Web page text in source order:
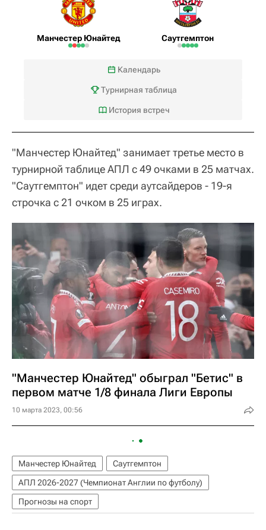
Манчестер Юнайтед Саутгемптон
Календарь
Турнирная таблица
История встреч
"Манчестер Юнайтед" занимает третье место в
турнирной таблице АПЛ с 49 очками в 25 матчах.
"Саутгемптон" идет среди аутсайдеров - 19-я
строчка с 21 очком в 25 играх.
"Манчестер Юнайтед" обыграл "Бетис" в
первом матче 1/8 финала Лиги Европы
10 марта 2023, 00:56
Манчестер Юнайтед
Саутгемптон
АПЛ 2026-2027 (Чемпионат Англии по футболу)
Прогнозы на спорт